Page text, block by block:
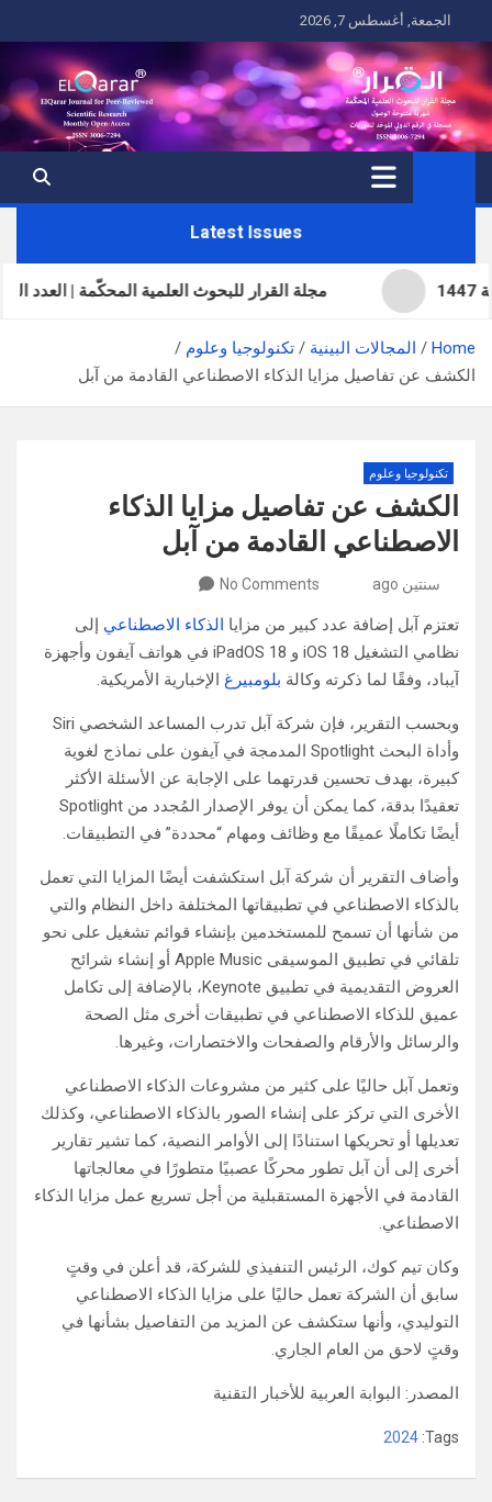
to
content
الجمعة, أغسطس 7, 2026
Latest Issues
مجلة القرار للبحوث العلمية المحكّمة | العدد الحادي
Home المجالات البينية
تكنولوجيا وعلوم
الكشف عن تفاصيل مزايا الذكاء الاصطناعي القادمة من آبل
تكنولوجيا وعلوم
الكشف عن تفاصيل مزايا الذكاء
الاصطناعي القادمة من آبل
سنتين ago No Comments
تعتزم آبل إضافة عدد كبير من مزايا الذكاء الاصطناعي إلى
نظامي التشغيل iOS 18 و iPadOS 18 في هواتف آيفون وأجهزة
آيباد، وفقًا لما ذكرته وكالة بلومبيرغ الإخبارية الأمريكية.
وبحسب التقرير، فإن شركة آبل تدرب المساعد الشخصي Siri
وأداة البحث Spotlight المدمجة في آيفون على نماذج لغوية
كبيرة، بهدف تحسين قدرتهما على الإجابة عن الأسئلة الأكثر
تعقيدًا بدقة، كما يمكن أن يوفر الإصدار المُجدد من Spotlight
أيضًا تكاملًا عميقًا مع وظائف ومهام “محددة” في التطبيقات.
وأضاف التقرير أن شركة آبل استكشفت أيضًا المزايا التي تعمل
بالذكاء الاصطناعي في تطبيقاتها المختلفة داخل النظام والتي
من شأنها أن تسمح للمستخدمين بإنشاء قوائم تشغيل على نحو
تلقائي في تطبيق الموسيقى Apple Music أو إنشاء شرائح
العروض التقديمية في تطبيق Keynote، بالإضافة إلى تكامل
عميق للذكاء الاصطناعي في تطبيقات أخرى مثل الصحة
والرسائل والأرقام والصفحات والاختصارات، وغيرها.
وتعمل آبل حاليًا على كثير من مشروعات الذكاء الاصطناعي
الأخرى التي تركز على إنشاء الصور بالذكاء الاصطناعي، وكذلك
تعديلها أو تحريكها استنادًا إلى الأوامر النصية، كما تشير تقارير
أخرى إلى أن آبل تطور محركًا عصبيًا متطورًا في معالجاتها
القادمة في الأجهزة المستقبلية من أجل تسريع عمل مزايا الذكاء
الاصطناعي.
وكان تيم كوك، الرئيس التنفيذي للشركة، قد أعلن في وقتٍ
سابق أن الشركة تعمل حاليًا على مزايا الذكاء الاصطناعي
التوليدي، وأنها ستكشف عن المزيد من التفاصيل بشأنها في
وقتٍ لاحق من العام الجاري.
المصدر: البوابة العربية للأخبار التقنية
Tags:
2024